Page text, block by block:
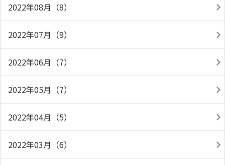
2022年08月（8）
2022年07月（9）
2022年06月（7）
2022年05月（7）
2022年04月（5）
2022年03月（6）